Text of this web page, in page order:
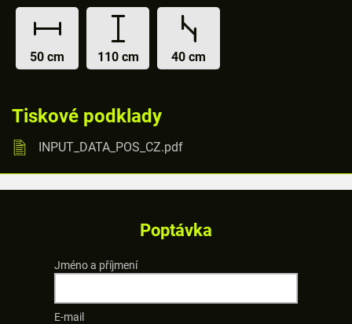
50 cm 110 cm 40 cm
Tiskové podklady
INPUT_DATA_POS_CZ.pdf
Poptávka
Jméno a příjmení
E-mail